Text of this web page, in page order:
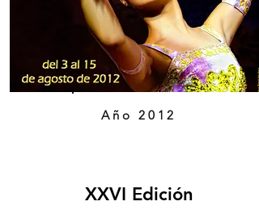
Año 2012
XXVI Edición